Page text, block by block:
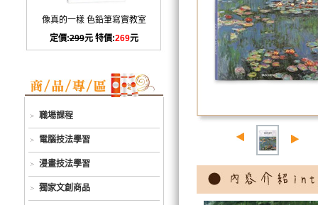
像真的一樣 色鉛筆寫實教室
定價:299元 特價:269元
職場課程
電腦技法學習
漫畫技法學習
獨家文創商品